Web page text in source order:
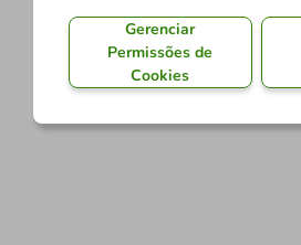
Gerenciar
Permissões de
Cookies